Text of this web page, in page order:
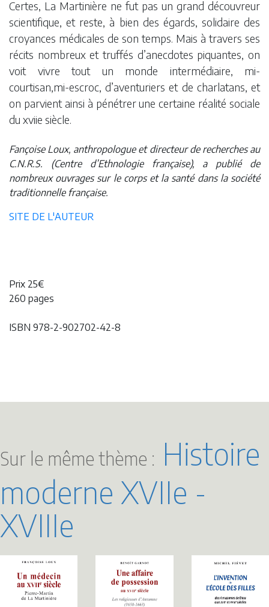
Certes, La Martinière ne fut pas un grand découvreur
scientifique, et reste, à bien des égards, solidaire des
croyances médicales de son temps. Mais à travers ses
récits nombreux et truffés d’anecdotes piquantes, on
voit vivre tout un monde intermédiaire, mi-
courtisan,mi-escroc, d’aventuriers et de charlatans, et
on parvient ainsi à pénétrer une certaine réalité sociale
du xviie siècle.
Fançoise Loux, anthropologue et directeur de recherches au
C.N.R.S. (Centre d’Ethnologie française), a publié de
nombreux ouvrages sur le corps et la santé dans la société
traditionnelle française.
SITE DE L'AUTEUR
Prix 25€
260 pages
ISBN 978-2-902702-42-8
Sur le même thème : Histoire
moderne XVIIe -
XVIIIe